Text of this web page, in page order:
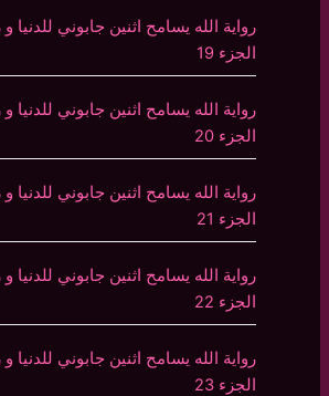
رواية الله يسامح اثنين جابوني للدنيا
الجزء 19
رواية الله يسامح اثنين جابوني للدنيا
الجزء 20
رواية الله يسامح اثنين جابوني للدنيا
الجزء 21
رواية الله يسامح اثنين جابوني للدنيا
الجزء 22
رواية الله يسامح اثنين جابوني للدنيا
الجزء 23